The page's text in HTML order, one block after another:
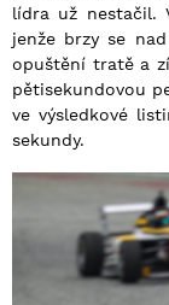
lídra už nestačil.
jenže brzy se
opuštění tratě a
pětisekundovou
ve výsledkové
sekundy.